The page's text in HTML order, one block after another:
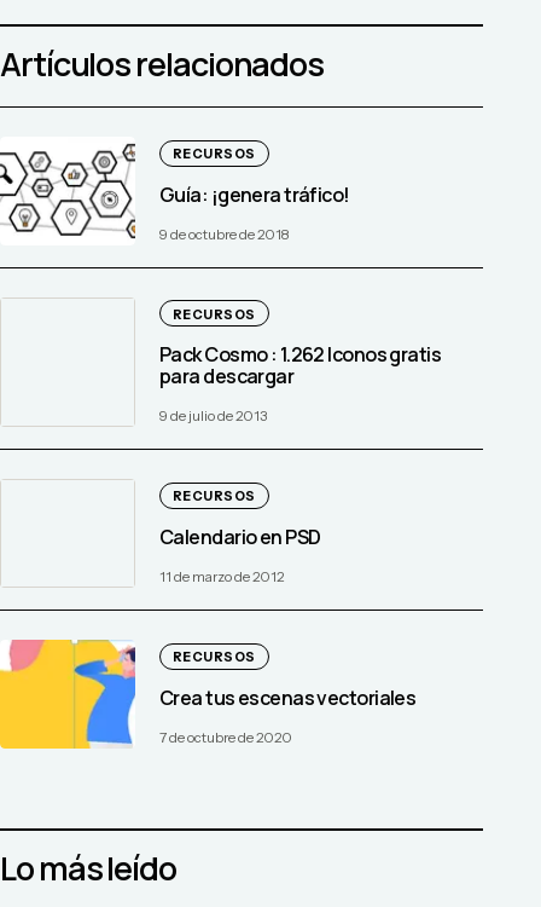
Artículos relacionados
RECURSOS
Guía: ¡genera tráfico!
9 de octubre de 2018
RECURSOS
Pack Cosmo : 1.262 Iconos gratis
para descargar
9 de julio de 2013
RECURSOS
Calendario en PSD
11 de marzo de 2012
RECURSOS
Crea tus escenas vectoriales
7 de octubre de 2020
Lo más leído